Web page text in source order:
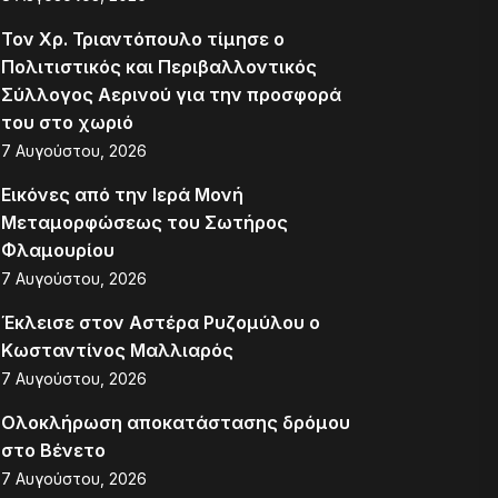
Τον Χρ. Τριαντόπουλο τίμησε ο
Πολιτιστικός και Περιβαλλοντικός
Σύλλογος Αερινού για την προσφορά
του στο χωριό
7 Αυγούστου, 2026
Εικόνες από την Ιερά Μονή
Μεταμορφώσεως του Σωτήρος
Φλαμουρίου
7 Αυγούστου, 2026
Έκλεισε στον Αστέρα Ρυζομύλου ο
Κωσταντίνος Μαλλιαρός
7 Αυγούστου, 2026
Ολοκλήρωση αποκατάστασης δρόμου
στο Βένετο
7 Αυγούστου, 2026